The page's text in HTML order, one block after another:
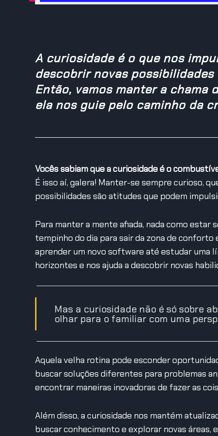
A curiosidade é o que nos
descobrir novas
Então, vamos manter a chama
ela nos guie pelo caminho da
Vocês sabiam que a curiosidade é o
É isso aí, galera! Manter-se sempre curioso,
possibilidades são atitudes que podem
Para manter a mente afiada, nada como estar
tempinho do dia para sair da zona de
aprender um novo software até estudar uma
horizontes e nos ajuda a descobrir novas
Mas a curiosidade não é só sobre
olhar para o familiar com uma
Aquela velha rotina pode esconder
buscar soluções diferentes para problemas
encontrar maneiras inovadoras de fazer as
Além disso, a curiosidade nos mantém
buscar conhecimento e explorar novas